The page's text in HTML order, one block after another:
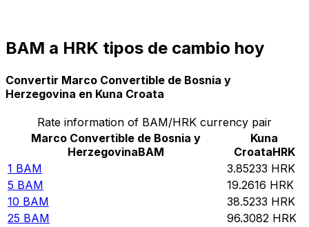
BAM a HRK tipos de cambio hoy
Convertir Marco Convertible de Bosnia y
Herzegovina en Kuna Croata
Rate information of BAM/HRK currency pair
Marco Convertible de Bosnia y
HerzegovinaBAM
Kuna
CroataHRK
1 BAM 3.85233 HRK
5 BAM 19.2616 HRK
10 BAM 38.5233 HRK
25 BAM 96.3082 HRK